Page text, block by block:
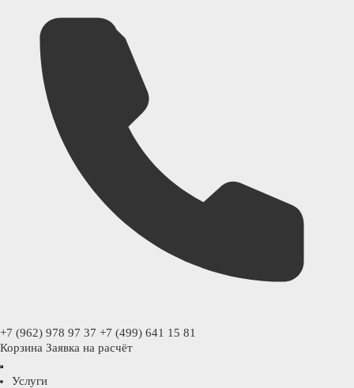
+7 (962) 978 97 37 +7 (499) 641 15 81
Корзина Заявка на расчёт
Услуги